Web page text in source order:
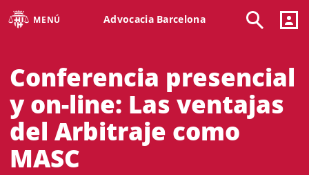
MENÚ Advocacia Barcelona
Conferencia presencial
y on-line: Las ventajas
del Arbitraje como
MASC